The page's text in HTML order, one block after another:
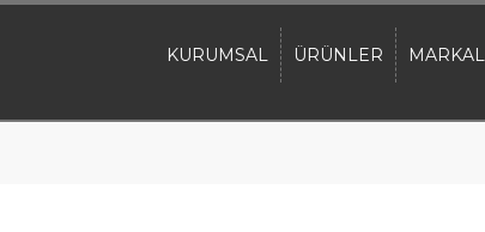
KURUMSAL ÜRÜNLER